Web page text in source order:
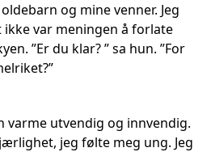
og mine venner. Jeg
var meningen å forlate
”Er du klar? ” sa hun. ”For
varme utvendig og innvendig.
jeg følte meg ung. Jeg